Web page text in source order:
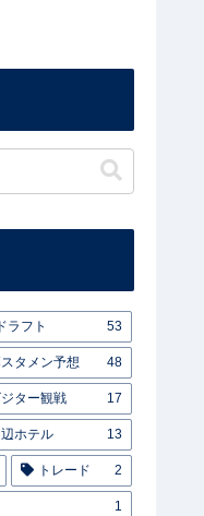
ラフト 53
タメン予想 48
ジター観戦 17
ホテル 13
トレード 2
1